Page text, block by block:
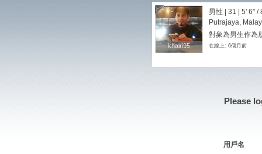
khairi95
khairi95
男性 | 31 | 5' 6" /
Putrajaya,
對象為男生作為
在線上: 6個月前
Please
用戶名